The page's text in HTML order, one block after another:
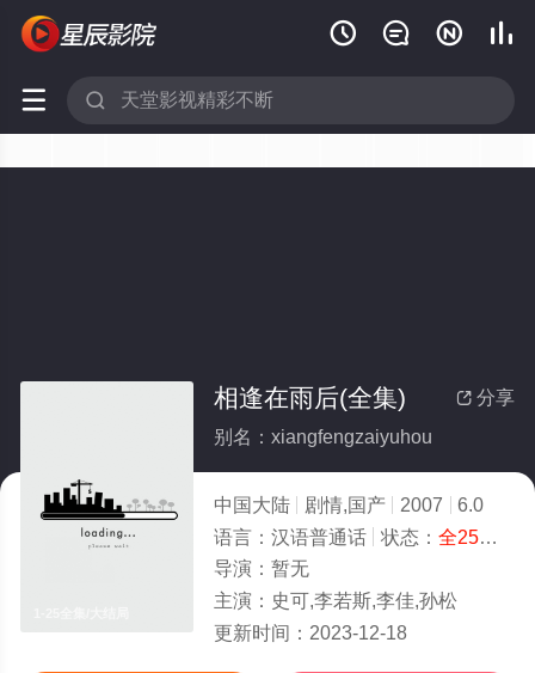
   
 
 分享
相逢在雨后(全集)
别名：xiangfengzaiyuhou
中国大陆 剧情,国产 2007
6.0
语言： 汉语普通话 状态： 全25集
导演： 暂无
主演： 史可,李若斯,李佳,孙松
更新时间： 2023-12-18